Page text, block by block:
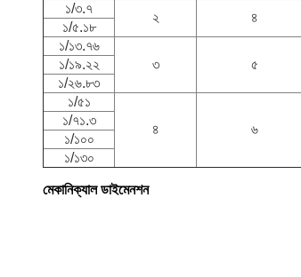
১/৩.৭
২ ৪
১/৫.১৮
১/১৩.৭৬
৩
৫
১/১৯.২২
১/২৬.৮৩
১/৫১
৪
৬
১/৭১.৩
১/১০০
১/১৩০
মেকানিক্যাল ডাইমেনশন